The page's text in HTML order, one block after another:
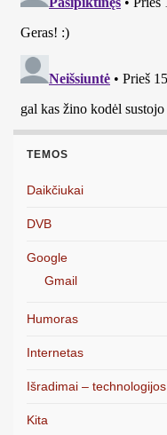
TEMOS
Daikčiukai
DVB
Google
Gmail
Humoras
Internetas
Išradimai – technologijos
Kita